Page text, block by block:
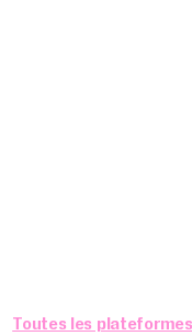
Toutes les